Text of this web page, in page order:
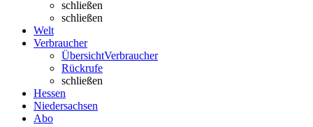
schließen
schließen
Welt
Verbraucher
ÜbersichtVerbraucher
Rückrufe
schließen
Hessen
Niedersachsen
Abo